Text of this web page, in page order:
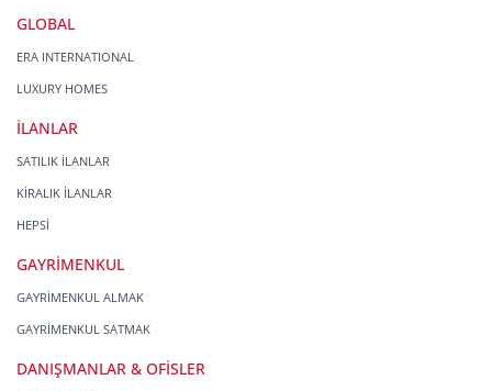
GLOBAL
ERA INTERNATIONAL
LUXURY HOMES
İLANLAR
SATILIK İLANLAR
KİRALIK İLANLAR
HEPSİ
GAYRİMENKUL
GAYRİMENKUL ALMAK
GAYRİMENKUL SATMAK
DANIŞMANLAR & OFİSLER